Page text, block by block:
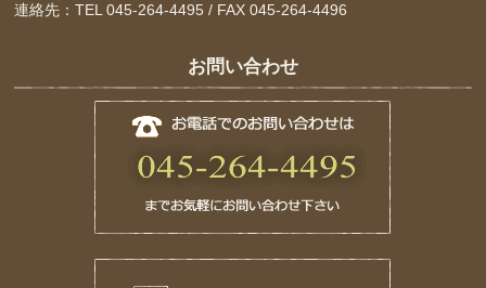
連絡先：TEL 045-264-4495 / FAX 045-264-4496
お問い合わせ